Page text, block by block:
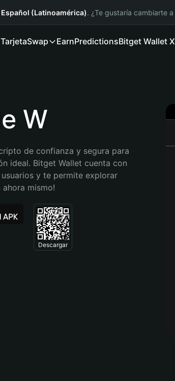
Español (Latinoamérica). ¿Te gustaría cambiarte a
TarjetaSwap EarnPredictionsBitget Wallet X
W
de confianza y segura para
ideal. Bitget Wallet cuenta con
y te permite explorar
ahora mismo!
Descargar